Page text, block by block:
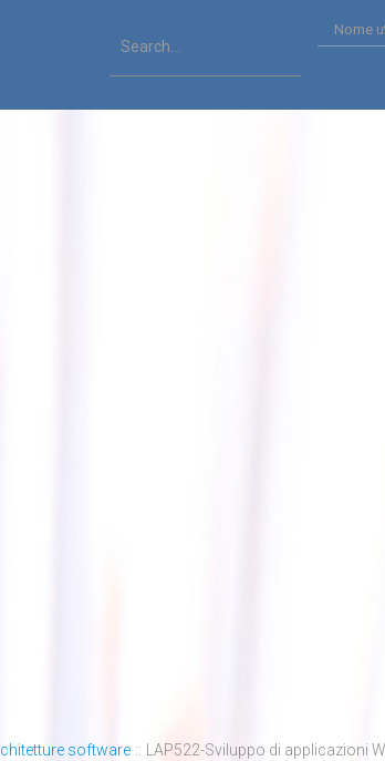
software :: LAP522-Sviluppo di applicazioni